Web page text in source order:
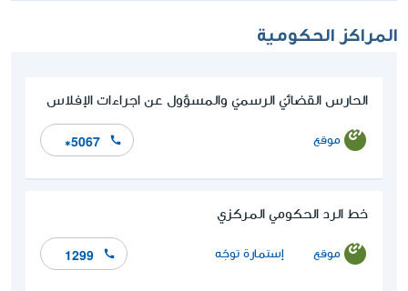
المراكز الحكومية
الحارس القضائيّ الرسميّ والمسؤول عن اجراءات الإفلاس
موقع *5067
خط الرد الحكومي المركزي
موقع إستمارة توجّه 1299